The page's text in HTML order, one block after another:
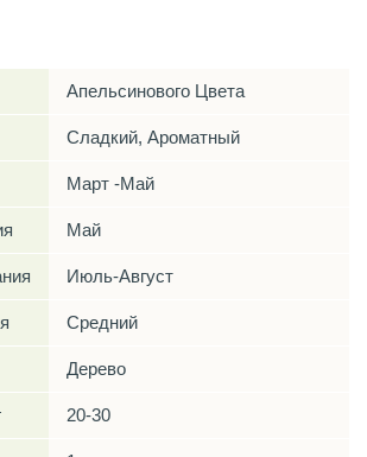
Апельсинового Цвета
Сладкий, Ароматный
Март -Май
Май
Июль-Август
Средний
Дерево
20-30